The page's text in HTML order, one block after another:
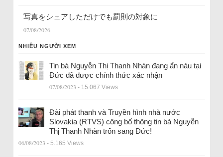
写真をシェアしただけでも罰則の対象に
07/08/2026
NHIỀU NGƯỜI XEM
Tin bà Nguyễn Thị Thanh Nhàn đang ẩn náu tại
Đức đã được chính thức xác nhận
07/08/2023 - 15.067 Views
Đài phát thanh và Truyền hình nhà nước
Slovakia (RTVS) công bố thông tin bà Nguyễn
Thị Thanh Nhàn trốn sang Đức!
06/08/2023 - 5.165 Views